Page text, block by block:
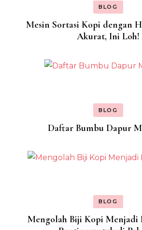
BLOG
Mesin Sortasi Kopi dengan
Akurat, Ini Loh!
BLOG
Daftar Bumbu Dapur
BLOG
Mengolah Biji Kopi Menjadi